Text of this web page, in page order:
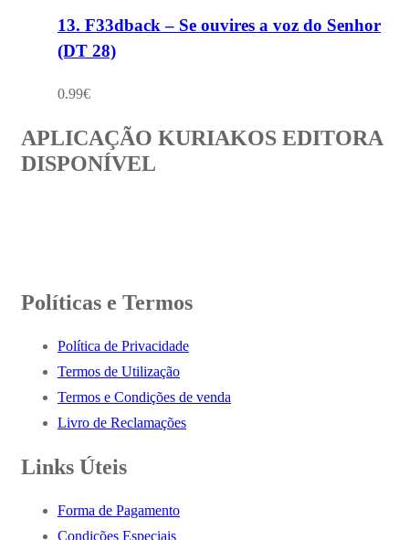
13. F33dback – Se ouvires a voz do Senhor
(DT 28)
0.99€
APLICAÇÃO KURIAKOS EDITORA
DISPONÍVEL
Políticas e Termos
Política de Privacidade
Termos de Utilização
Termos e Condições de venda
Livro de Reclamações
Links Úteis
Forma de Pagamento
Condições Especiais